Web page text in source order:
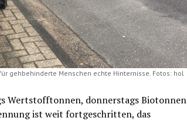
gehbehinderte Menschen echte Hinternisse. Fotos: hol
Wertstofftonnen, donnerstags Biotonnen
ist weit fortgeschritten, das